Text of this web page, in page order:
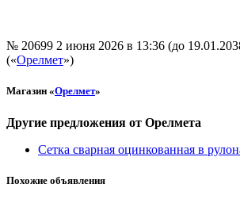
№ 20699 2 июня 2026 в 13:36 (до
(«Орелмет»)
Магазин «Орелмет»
Другие предложения от Орелмета
Сетка сварная оцинкованная в
Похожие объявления